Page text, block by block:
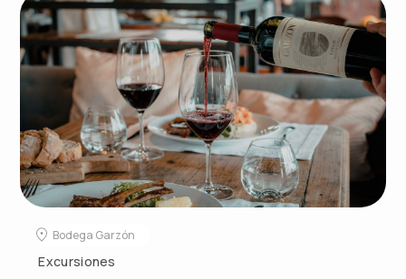
Bodega Garzón
Excursiones